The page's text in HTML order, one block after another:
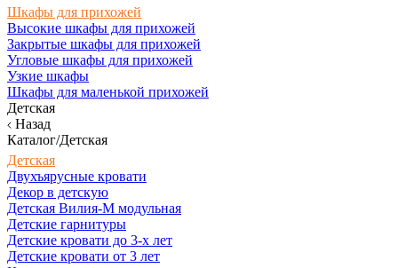
Шкафы для прихожей
Высокие шкафы для прихожей
Закрытые шкафы для прихожей
Угловые шкафы для прихожей
Узкие шкафы
Шкафы для маленькой прихожей
Детская
Назад
Каталог/Детская
Детская
Двухъярусные кровати
Декор в детскую
Детская Вилия-М модульная
Детские гарнитуры
Детские кровати до 3-х лет
Детские кровати от 3 лет